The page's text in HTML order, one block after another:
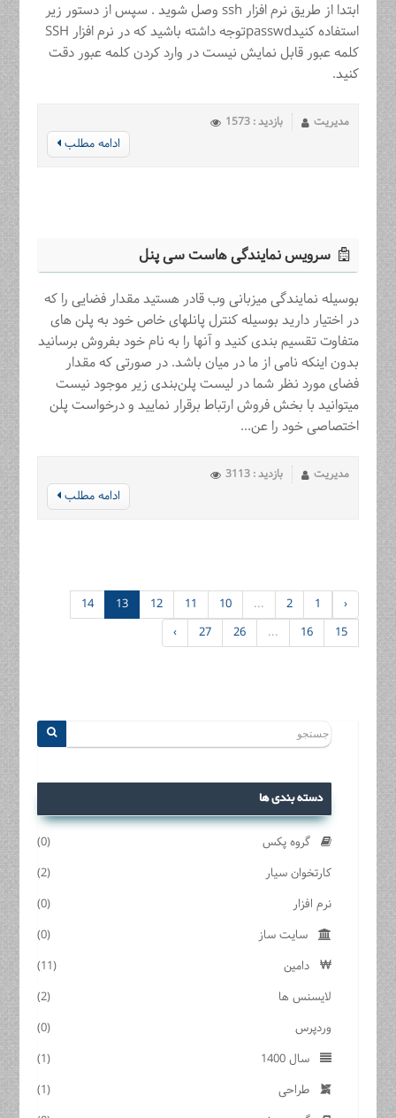
ابتدا از طریق نرم افزار ssh وصل شوید . سپس از دستور زیر
استفاده کنیدpasswdتوجه داشته باشید که در نرم افزار SSH
کلمه عبور قابل نمایش نیست در وارد کردن کلمه عبور دقت
کنید.
مدیریت بازدید : 1573
ادامه مطلب
سرویس نمایندگی هاست سی پنل
بوسیله نمایندگی میزبانی وب قادر هستید مقدار فضایی را که
در اختیار دارید بوسیله کنترل پانلهای خاص خود به پلن های
متفاوت تقسیم بندی کنید و آنها را به نام خود بفروش برسانید
بدون اینکه نامی از ما در میان باشد. در صورتی که مقدار
فضای مورد نظر شما در لیست پلن‌بندی زیر موجود نیست
میتوانید با بخش فروش ارتباط برقرار نمایید و درخواست پلن
اختصاصی خود را عن...
مدیریت بازدید : 3113
ادامه مطلب
‹
1
2
...
10
11
12
13
14
15
16
...
26
27
›
دسته بندی ها
گروه پکس
(0)
کارتخوان سیار
(2)
نرم افزار
(0)
سایت ساز
(0)
دامین
(11)
لایسنس ها
(2)
وردپرس
(0)
سال 1400
(1)
طراحی
(1)